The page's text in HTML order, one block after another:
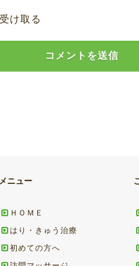
け取る
メニュー
ＨＯＭＥ
はり・きゅう治療
初めての方へ